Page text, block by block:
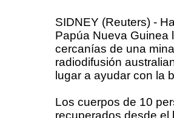
SIDNEY (Reuters) -
Papúa Nueva Guinea
cercanías de una
radiodifusión
lugar a ayudar con la
Los cuerpos de 10
recuperados desde el